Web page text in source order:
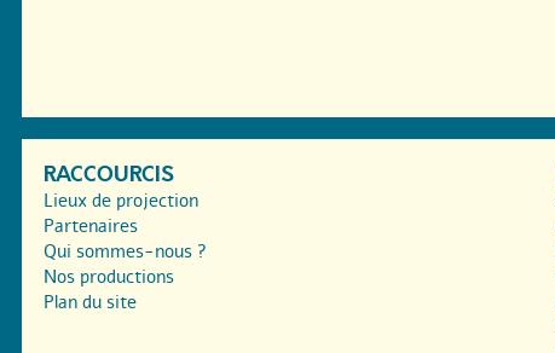
RACCOURCIS
Lieux de projection
Partenaires
Qui sommes-nous ?
Nos productions
Plan du site